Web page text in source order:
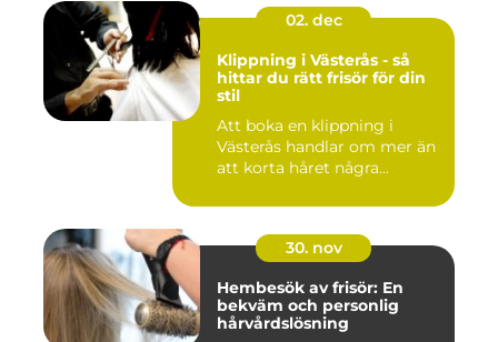
02. dec
Klippning i Västerås - så
hittar du rätt frisör för din
stil
Att boka en klippning i
Västerås handlar om mer än
att korta håret några...
30. nov
Hembesök av frisör: En
bekväm och personlig
hårvårdslösning